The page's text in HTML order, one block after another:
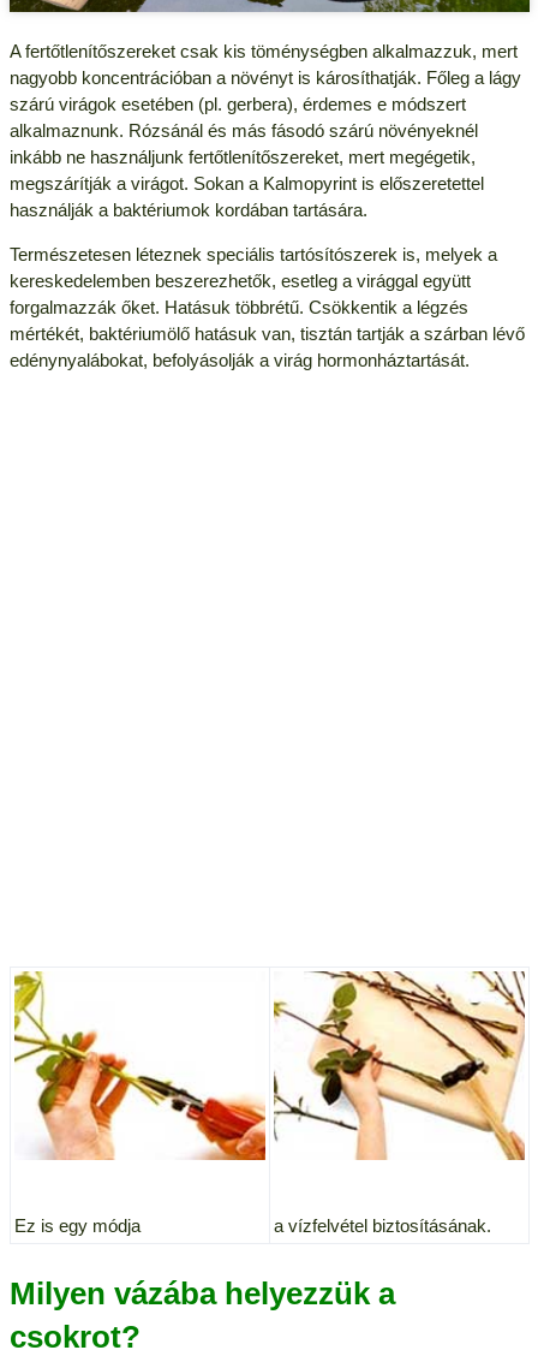
A fertőtlenítőszereket csak kis töménységben alkalmazzuk, mert
nagyobb koncentrációban a növényt is károsíthatják. Főleg a lágy
szárú virágok esetében (pl. gerbera), érdemes e módszert
alkalmaznunk. Rózsánál és más fásodó szárú növényeknél
inkább ne használjunk fertőtlenítőszereket, mert megégetik,
megszárítják a virágot. Sokan a Kalmopyrint is előszeretettel
használják a baktériumok kordában tartására.
Természetesen léteznek speciális tartósítószerek is, melyek a
kereskedelemben beszerezhetők, esetleg a virággal együtt
forgalmazzák őket. Hatásuk többrétű. Csökkentik a légzés
mértékét, baktériumölő hatásuk van, tisztán tartják a szárban lévő
edénynyalábokat, befolyásolják a virág hormonháztartását.
Ez is egy módja a vízfelvétel biztosításának.
Milyen vázába helyezzük a
csokrot?